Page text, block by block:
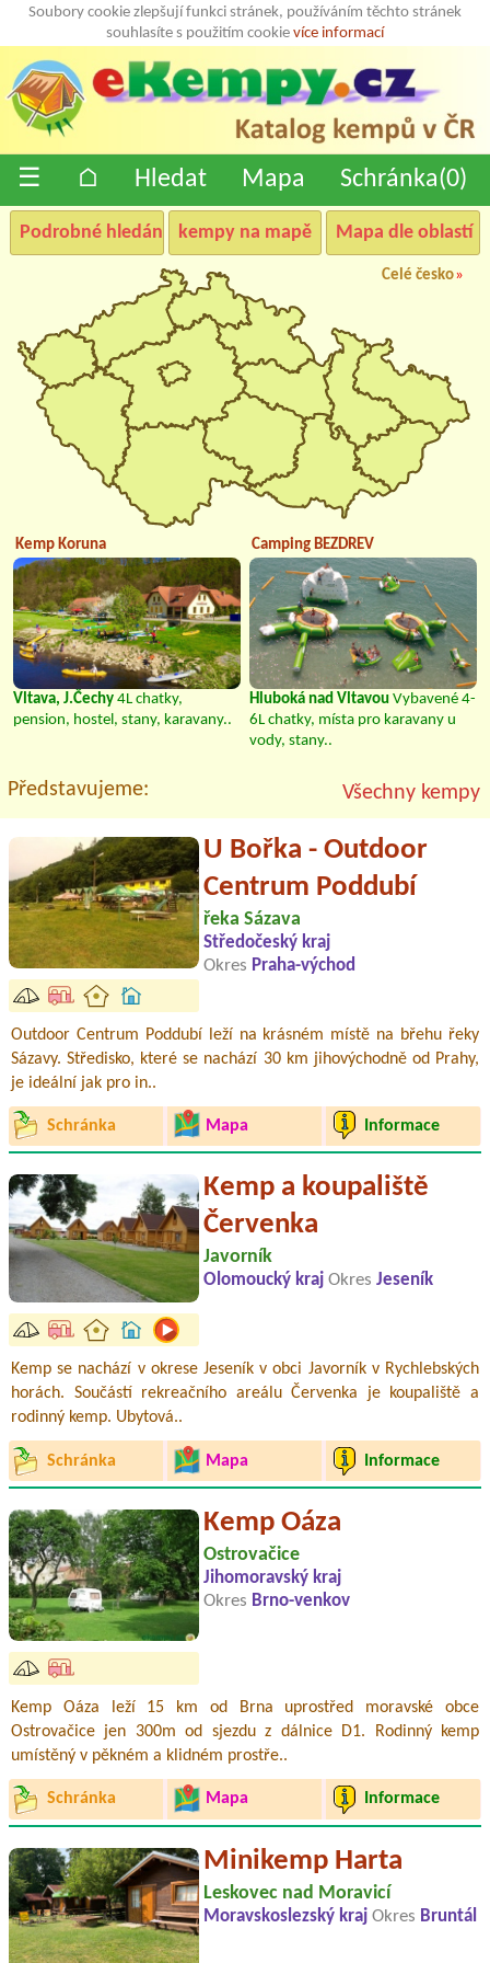
Soubory cookie zlepšují funkci stránek, používáním těchto stránek
souhlasíte s použitím cookie více informací
☰ ⌂ Hledat Mapa Schránka(0)
Podrobné hledání kempy na mapě Mapa dle oblastí
Celé česko»
Kemp Koruna
Vltava, J.Čechy 4L chatky,
pension, hostel, stany, karavany..
Camping BEZDREV
Hluboká nad Vltavou Vybavené 4-
6L chatky, místa pro karavany u
vody, stany..
Představujeme: Všechny kempy
U Bořka - Outdoor
Centrum Poddubí
řeka Sázava
Středočeský kraj
Okres Praha-východ
Outdoor Centrum Poddubí leží na krásném místě na břehu řeky
Sázavy. Středisko, které se nachází 30 km jihovýchodně od Prahy,
je ideální jak pro in..
Schránka Mapa Informace
Kemp a koupaliště
Červenka
Javorník
Olomoucký kraj Okres Jeseník
Kemp se nachází v okrese Jeseník v obci Javorník v Rychlebských
horách. Součástí rekreačního areálu Červenka je koupaliště a
rodinný kemp. Ubytová..
Schránka Mapa Informace
Kemp Oáza
Ostrovačice
Jihomoravský kraj
Okres Brno-venkov
Kemp Oáza leží 15 km od Brna uprostřed moravské obce
Ostrovačice jen 300m od sjezdu z dálnice D1. Rodinný kemp
umístěný v pěkném a klidném prostře..
Schránka Mapa Informace
Minikemp Harta
Leskovec nad Moravicí
Moravskoslezský kraj Okres Bruntál